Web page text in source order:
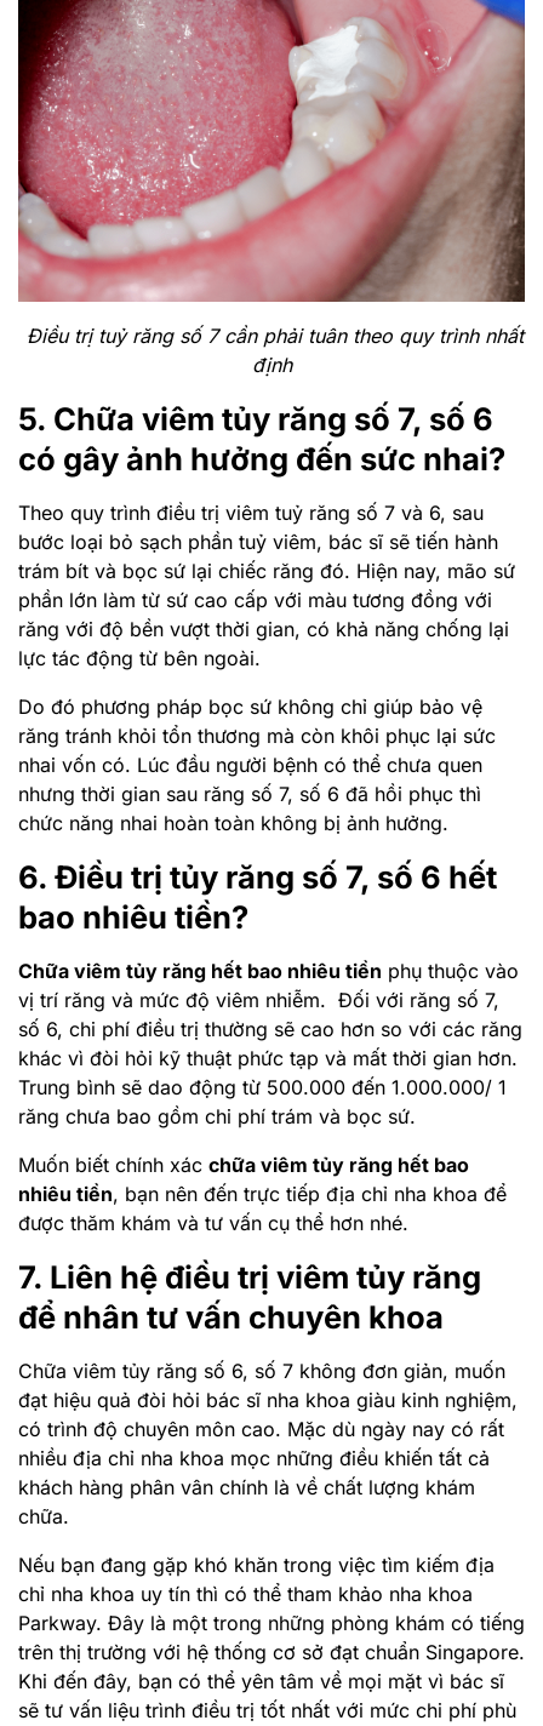
Điều trị tuỷ răng số 7 cần phải tuân theo quy trình nhất
định
5. Chữa viêm tủy răng số 7, số 6
có gây ảnh hưởng đến sức nhai?
Theo quy trình điều trị viêm tuỷ răng số 7 và 6, sau
bước loại bỏ sạch phần tuỷ viêm, bác sĩ sẽ tiến hành
trám bít và bọc sứ lại chiếc răng đó. Hiện nay, mão sứ
phần lớn làm từ sứ cao cấp với màu tương đồng với
răng với độ bền vượt thời gian, có khả năng chống lại
lực tác động từ bên ngoài.
Do đó phương pháp bọc sứ không chỉ giúp bảo vệ
răng tránh khỏi tổn thương mà còn khôi phục lại sức
nhai vốn có. Lúc đầu người bệnh có thể chưa quen
nhưng thời gian sau răng số 7, số 6 đã hồi phục thì
chức năng nhai hoàn toàn không bị ảnh hưởng.
6. Điều trị tủy răng số 7, số 6 hết
bao nhiêu tiền?
Chữa viêm tủy răng hết bao nhiêu tiền phụ thuộc vào
vị trí răng và mức độ viêm nhiễm. Đối với răng số 7,
số 6, chi phí điều trị thường sẽ cao hơn so với các răng
khác vì đòi hỏi kỹ thuật phức tạp và mất thời gian hơn.
Trung bình sẽ dao động từ 500.000 đến 1.000.000/ 1
răng chưa bao gồm chi phí trám và bọc sứ.
Muốn biết chính xác chữa viêm tủy răng hết bao
nhiêu tiền, bạn nên đến trực tiếp địa chỉ nha khoa để
được thăm khám và tư vấn cụ thể hơn nhé.
7. Liên hệ điều trị viêm tủy răng
để nhân tư vấn chuyên khoa
Chữa viêm tủy răng số 6, số 7 không đơn giản, muốn
đạt hiệu quả đòi hỏi bác sĩ nha khoa giàu kinh nghiệm,
có trình độ chuyên môn cao. Mặc dù ngày nay có rất
nhiều địa chỉ nha khoa mọc những điều khiến tất cả
khách hàng phân vân chính là về chất lượng khám
chữa.
Nếu bạn đang gặp khó khăn trong việc tìm kiếm địa
chỉ nha khoa uy tín thì có thể tham khảo nha khoa
Parkway. Đây là một trong những phòng khám có tiếng
trên thị trường với hệ thống cơ sở đạt chuẩn Singapore.
Khi đến đây, bạn có thể yên tâm về mọi mặt vì bác sĩ
sẽ tư vấn liệu trình điều trị tốt nhất với mức chi phí phù